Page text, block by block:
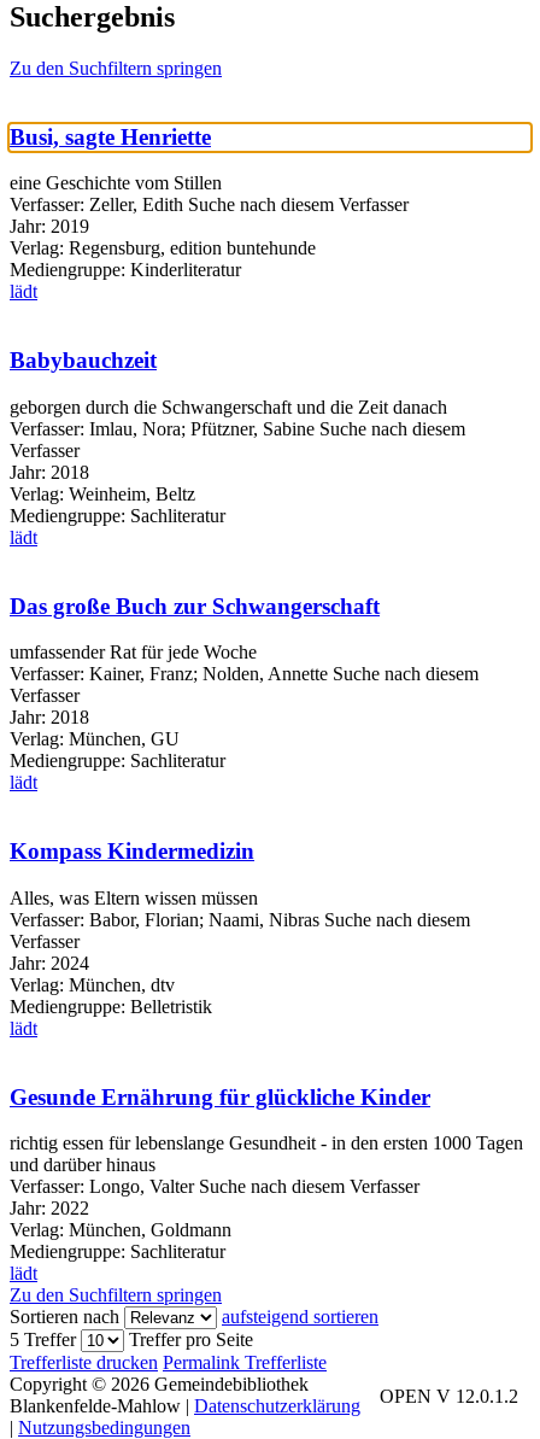
Suchergebnis
Zu den Suchfiltern springen
Busi, sagte Henriette
eine Geschichte vom Stillen
Verfasser: Zeller, Edith Suche nach diesem Verfasser
Jahr: 2019
Verlag: Regensburg, edition buntehunde
Mediengruppe: Kinderliteratur
lädt
Babybauchzeit
geborgen durch die Schwangerschaft und die Zeit danach
Verfasser: Imlau, Nora; Pfützner, Sabine Suche nach diesem
Verfasser
Jahr: 2018
Verlag: Weinheim, Beltz
Mediengruppe: Sachliteratur
lädt
Das große Buch zur Schwangerschaft
umfassender Rat für jede Woche
Verfasser: Kainer, Franz; Nolden, Annette Suche nach diesem
Verfasser
Jahr: 2018
Verlag: München, GU
Mediengruppe: Sachliteratur
lädt
Kompass Kindermedizin
Alles, was Eltern wissen müssen
Verfasser: Babor, Florian; Naami, Nibras Suche nach diesem
Verfasser
Jahr: 2024
Verlag: München, dtv
Mediengruppe: Belletristik
lädt
Gesunde Ernährung für glückliche Kinder
richtig essen für lebenslange Gesundheit - in den ersten 1000 Tagen
und darüber hinaus
Verfasser: Longo, Valter Suche nach diesem Verfasser
Jahr: 2022
Verlag: München, Goldmann
Mediengruppe: Sachliteratur
lädt
Zu den Suchfiltern springen
Sortieren nach
aufsteigend sortieren
5 Treffer
Treffer pro Seite
Trefferliste drucken Permalink Trefferliste
OPEN V 12.0.1.2
Copyright © 2026 Gemeindebibliothek
Blankenfelde-Mahlow | Datenschutzerklärung
| Nutzungsbedingungen